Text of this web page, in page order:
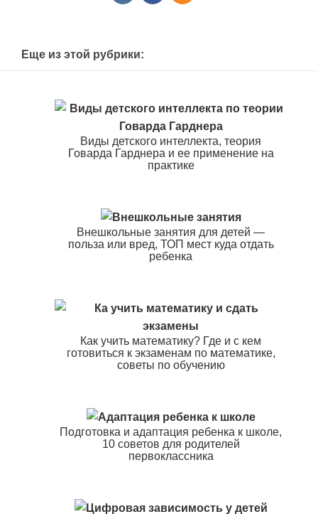
Еще из этой рубрики:
Виды детского интеллекта, теория
Говарда Гарднера и ее применение на
практике
Внешкольные занятия для детей —
польза или вред, ТОП мест куда отдать
ребенка
Как учить математику? Где и с кем
готовиться к экзаменам по математике,
советы по обучению
Подготовка и адаптация ребенка к школе,
10 советов для родителей
первоклассника